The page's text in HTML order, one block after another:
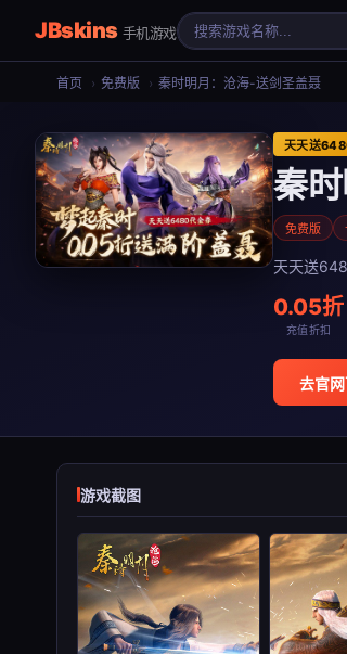
JBskins 手机游戏
首页 › 免费版 › 秦时明月：沧海-送剑圣盖聂
天天送
秦
免费版
天天送
0.05折
充值折扣
去官
游戏截图